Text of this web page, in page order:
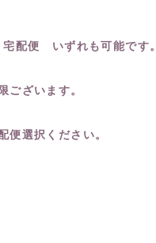
便 いずれも可能です。
ございます。
便選択ください。